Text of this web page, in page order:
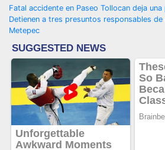
Navegación
de
entradas
Fatal accidente en Paseo Tollocan deja
Detienen a tres presuntos responsables
Metepec